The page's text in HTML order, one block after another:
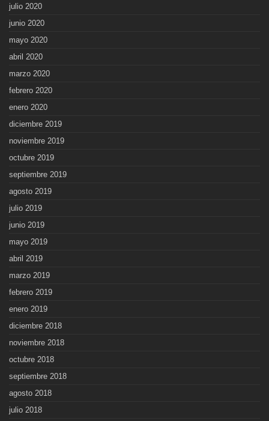
julio 2020
junio 2020
mayo 2020
abril 2020
marzo 2020
febrero 2020
enero 2020
diciembre 2019
noviembre 2019
octubre 2019
septiembre 2019
agosto 2019
julio 2019
junio 2019
mayo 2019
abril 2019
marzo 2019
febrero 2019
enero 2019
diciembre 2018
noviembre 2018
octubre 2018
septiembre 2018
agosto 2018
julio 2018